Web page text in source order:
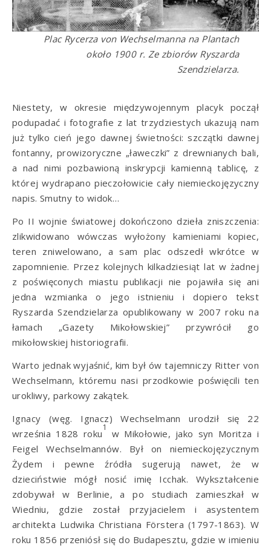
Plac Rycerza von Wechselmanna na Plantach
około 1900 r. Ze zbiorów Ryszarda
Szendzielarza.
Niestety, w okresie międzywojennym placyk począł
podupadać i fotografie z lat trzydziestych ukazują nam
już tylko cień jego dawnej świetności: szczątki dawnej
fontanny, prowizoryczne „ławeczki” z drewnianych bali,
a nad nimi pozbawioną inskrypcji kamienną tablicę, z
której wydrapano pieczołowicie cały niemieckojęzyczny
napis. Smutny to widok…
Po II wojnie światowej dokończono dzieła zniszczenia:
zlikwidowano wówczas wyłożony kamieniami kopiec,
teren zniwelowano, a sam plac odszedł wkrótce w
zapomnienie. Przez kolejnych kilkadziesiąt lat w żadnej
z poświęconych miastu publikacji nie pojawiła się ani
jedna wzmianka o jego istnieniu i dopiero tekst
Ryszarda Szendzielarza opublikowany w 2007 roku na
łamach „Gazety Mikołowskiej” przywrócił go
mikołowskiej historiografii.
Warto jednak wyjaśnić, kim był ów tajemniczy Ritter von
Wechselmann, któremu nasi przodkowie poświęcili ten
urokliwy, parkowy zakątek.
Ignacy (węg. Ignacz) Wechselmann urodził się 22
września 1828 roku
1
w Mikołowie, jako syn Moritza i
Feigel Wechselmannów. Był on niemieckojęzycznym
Żydem i pewne źródła sugerują nawet, że w
dzieciństwie mógł nosić imię Icchak. Wykształcenie
zdobywał w Berlinie, a po studiach zamieszkał w
Wiedniu, gdzie został przyjacielem i asystentem
architekta Ludwika Christiana Förstera (1797-1863). W
roku 1856 przeniósł się do Budapesztu, gdzie w imieniu